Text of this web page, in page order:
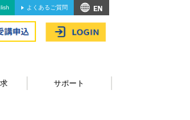
よくあるご質問
サポート